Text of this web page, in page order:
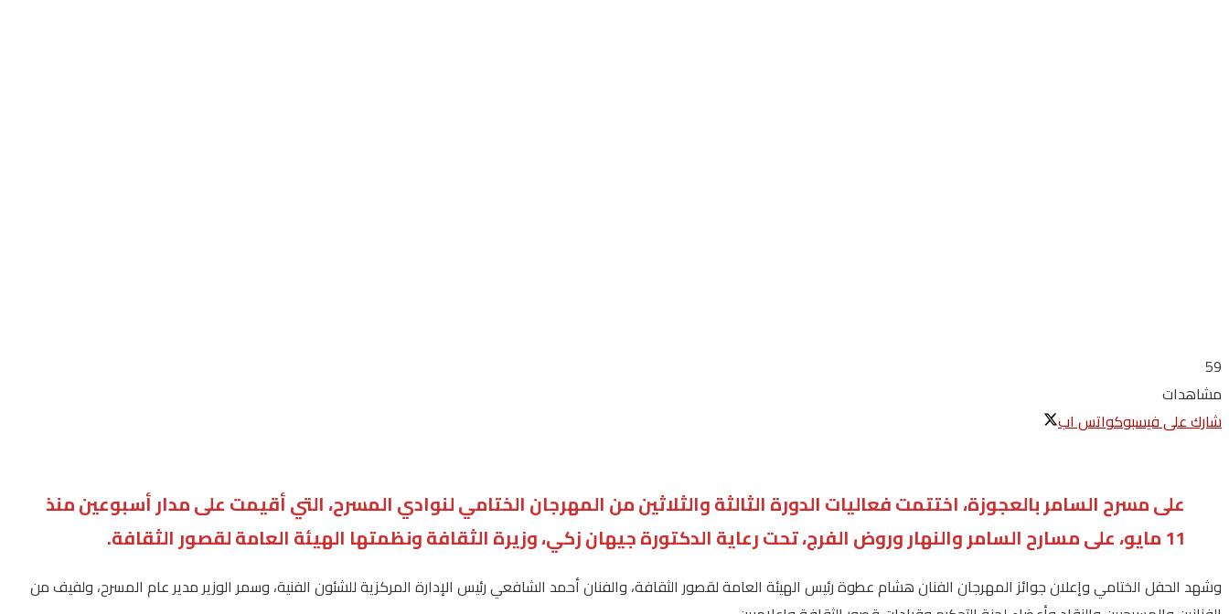
59
مشاهدات
شارك على فيسبوكواتس اب
على مسرح السامر بالعجوزة، اختتمت فعاليات الدورة الثالثة والثلاثين من المهرجان الختامي لنوادي المسرح، التي أقيمت على مدار أسبوعين منذ
11 مايو، على مسارح السامر والنهار وروض الفرج، تحت رعاية الدكتورة جيهان زكي، وزيرة الثقافة ونظمتها الهيئة العامة لقصور الثقافة.
وشهد الحفل الختامي وإعلان جوائز المهرجان الفنان هشام عطوة رئيس الهيئة العامة لقصور الثقافة، والفنان أحمد الشافعي رئيس الإدارة المركزية للشئون الفنية، وسمر الوزير مدير عام المسرح، ولفيف من